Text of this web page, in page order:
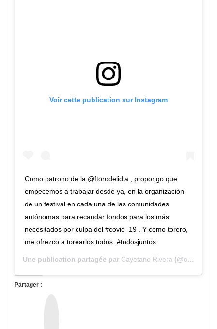
Voir cette publication sur Instagram
Como patrono de la @ftorodelidia , propongo que
empecemos a trabajar desde ya, en la organización
de un festival en cada una de las comunidades
autónomas para recaudar fondos para los más
necesitados por culpa del #covid_19 . Y como torero,
me ofrezco a torearlos todos. #todosjuntos
Une publication partagée par Cayetano Rivera (@cayetanorivera) le
Partager :